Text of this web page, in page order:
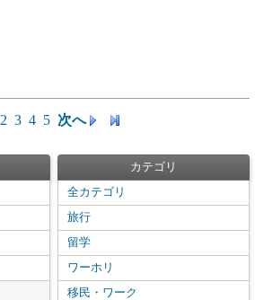
2 3 4 5 次へ
カテゴリ
全カテゴリ
旅行
留学
ワーホリ
移民・ワーク